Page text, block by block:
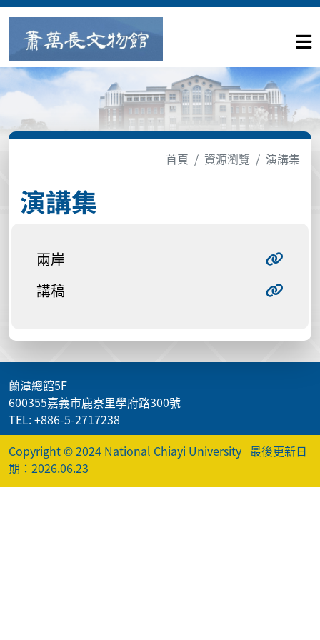
首頁 資源瀏覽 演講集
演講集
兩岸
講稿
蘭潭總館5F
600355嘉義市鹿寮里學府路300號
TEL: +886-5-2717238
Copyright © 2024 National Chiayi University 最後更新日
期：2026.06.23